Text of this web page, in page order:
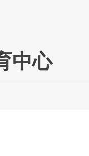
中心